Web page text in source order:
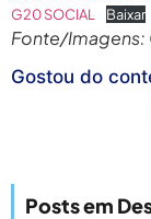
G20 SOCIAL
Baixar
Fonte/Imagens:
Gostou do
Posts em